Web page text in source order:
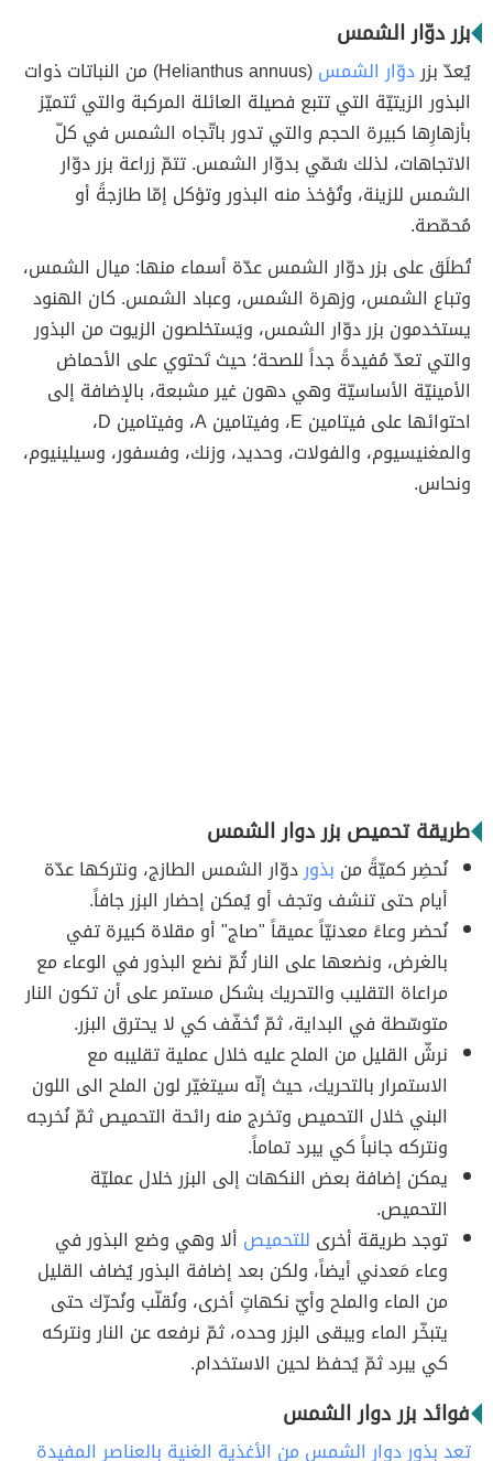
بزر دوّار الشمس
يُعدّ بزردوّار الشمس
(Helianthus annuus) من النباتات ذوات
البذور الزيتيّة التي تتبع فصيلة العائلة المركبة والتي تَتميّز
بأزهارِها كبيرة الحجم والتي تدور باتّجاه الشمس في كلّ
الاتجاهات، لذلك سُمّي بدوّار الشمس. تتمّ زراعة بزر دوّار
الشمس للزينة، وتُؤخذ منه البذور وتؤكل إمّا طازجةً أو
مُحمّصة.
تُطلَق على بزر دوّار الشمس عدّة أسماء منها: ميال الشمس،
وتباع الشمس، وزهرة الشمس، وعباد الشمس. كان الهنود
يستخدمون بزر دوّار الشمس، ويَستخلصون الزيوت من البذور
والتي تعدّ مُفيدةً جداً للصحة؛ حيث تَحتوي على الأحماض
الأمينيّة الأساسيّة وهي دهون غير مشبعة، بالإضافة إلى
احتوائها على فيتامين E، وفيتامين A، وفيتامين D،
والمغنيسيوم، والفولات، وحديد، وزنك، وفسفور، وسيلينيوم،
ونحاس.
طريقة تحميص بزر دوار الشمس
نُحضِر كميّةً من بذوردوّار الشمس الطازج، ونتركها عدّة
أيام حتى تنشف وتجف أو يُمكن إحضار البزر جافاً.
نُحضر وعاءً معدنيّاً عميقاً "صاج" أو مقلاة كبيرة تفي
بالغرض، ونضعها على النار ثُمّ نضع البذور في الوعاء مع
مراعاة التقليب والتحريك بشكل مستمر على أن تكون النار
متوسّطة في البداية، ثمّ تُخفّف كي لا يحترق البزر.
نرشّ القليل من الملح عليه خلال عملية تقليبه مع
الاستمرار بالتحريك، حيث إنّه سيتغيّر لون الملح الى اللون
البني خلال التحميص وتخرج منه رائحة التحميص ثمّ نُخرجه
ونتركه جانباً كي يبرد تماماً.
يمكن إضافة بعض النكهات إلى البزر خلال عمليّة
التحميص.
توجد طريقة أخرى للتحميص ألا وهي وضع البذور في
وعاء مَعدني أيضاً، ولكن بعد إضافة البذور يُضاف القليل
من الماء والملح وأيّ نكهاتٍ أخرى، ونُقلّب ونُحرّك حتى
يتبخّر الماء ويبقى البزر وحده، ثمّ نرفعه عن النار ونتركه
كي يبرد ثمّ يُحفظ لحين الاستخدام.
فوائد بزر دوار الشمس
تعد بذور دوار الشمس من الأغذية الغنية بالعناصر المفيدة